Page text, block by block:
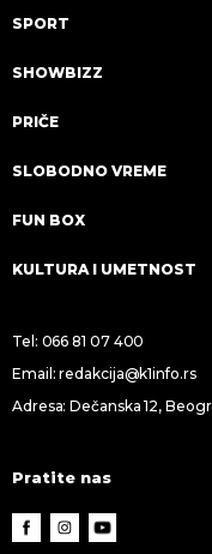
SPORT
SHOWBIZZ
PRIČE
SLOBODNO VREME
FUN BOX
KULTURA I UMETNOST
Tel: 066 81 07 400
Email:redakcija@k1info.rs
Adresa: Dečanska 12,
Pratite nas